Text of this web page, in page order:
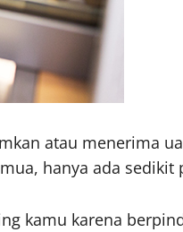
atau menerima
hanya ada
kamu karena